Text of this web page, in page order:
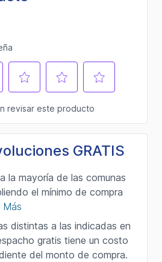
GRATIS
la mayoría de las comunas
el mínimo de compra
Más
distintas a las indicadas en
gratis tiene un costo
del monto de compra.